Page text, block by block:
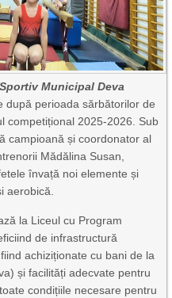
Municipal Deva
după perioada sărbătorilor de
competițional 2025-2026. Sub
campioană și coordonator al
Mădălina Susan,
învață noi elemente și
aerobică.
la Liceul cu Program
de infrastructură
achiziționate cu bani de la
și facilități adecvate pentru
condițiile necesare pentru